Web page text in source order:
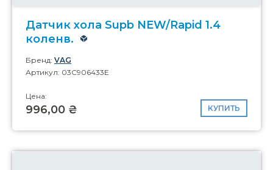
Датчик хола Supb NEW/Rapid 1.4
коленв.
Бренд: VAG
Артикул: 03C906433E
Цена:
996,00 ₴ КУПИТЬ